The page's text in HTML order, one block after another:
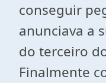
conseguir
anunciava a
do terceiro
Finalmente